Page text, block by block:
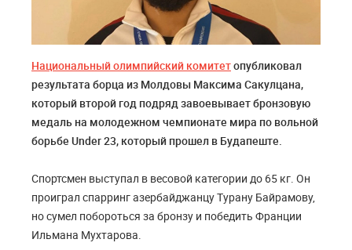
Национальный олимпийский комитетопубликовал
результата борца из Молдовы Максима Сакулцана,
который второй год подряд завоевывает бронзовую
медаль на молодежном чемпионате мира по вольной
борьбе Under 23, который прошел в Будапеште.
Спортсмен выступал в весовой категории до 65 кг. Он
проиграл спарринг азербайджанцу Турану Байрамову,
но сумел побороться за бронзу и победить Франции
Ильмана Мухтарова.